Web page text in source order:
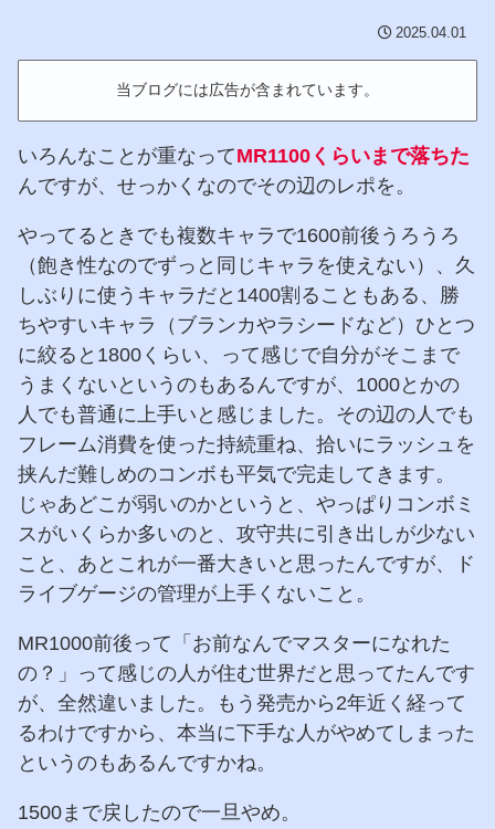
2025.04.01
当ブログには広告が含まれています。
いろんなことが重なってMR1100くらいまで落ちた
んですが、せっかくなのでその辺のレポを。
やってるときでも複数キャラで1600前後うろうろ
（飽き性なのでずっと同じキャラを使えない）、久
しぶりに使うキャラだと1400割ることもある、勝
ちやすいキャラ（ブランカやラシードなど）ひとつ
に絞ると1800くらい、って感じで自分がそこまで
うまくないというのもあるんですが、1000とかの
人でも普通に上手いと感じました。その辺の人でも
フレーム消費を使った持続重ね、拾いにラッシュを
挟んだ難しめのコンボも平気で完走してきます。
じゃあどこが弱いのかというと、やっぱりコンボミ
スがいくらか多いのと、攻守共に引き出しが少ない
こと、あとこれが一番大きいと思ったんですが、ド
ライブゲージの管理が上手くないこと。
MR1000前後って「お前なんでマスターになれた
の？」って感じの人が住む世界だと思ってたんです
が、全然違いました。もう発売から2年近く経って
るわけですから、本当に下手な人がやめてしまった
というのもあるんですかね。
1500まで戻したので一旦やめ。